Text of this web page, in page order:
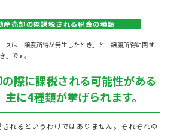
マンション 土地
産売却の際課税される税金の種類
スは「譲渡所得が発生したとき」と「譲渡所得に関す
」です。
際に課税される可能性がある
に4種類が挙げられます。
されるというわけではありません。それぞれの